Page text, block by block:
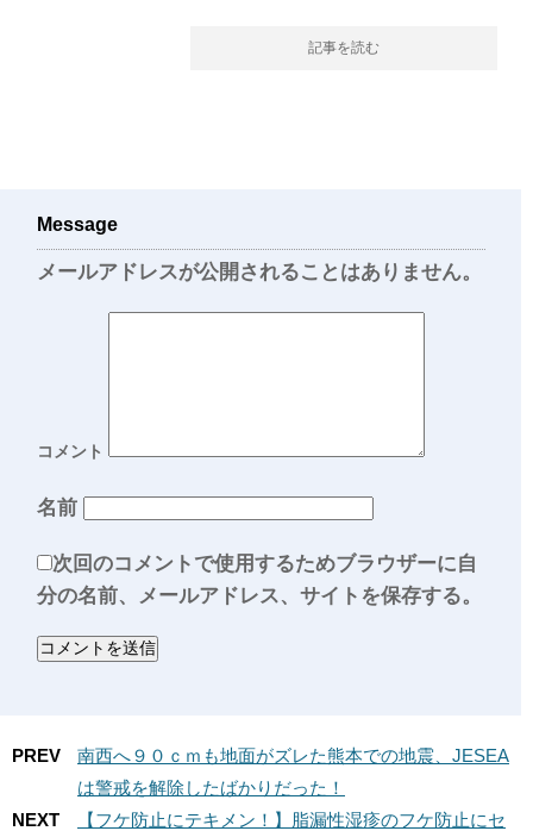
記事を読む
Message
メールアドレスが公開されることはありません。
コメント
名前
次回のコメントで使用するためブラウザーに自
分の名前、メールアドレス、サイトを保存する。
PREV
南西へ９０ｃｍも地面がズレた熊本での地震、JESEA
は警戒を解除したばかりだった！
NEXT
【フケ防止にテキメン！】脂漏性湿疹のフケ防止にセ